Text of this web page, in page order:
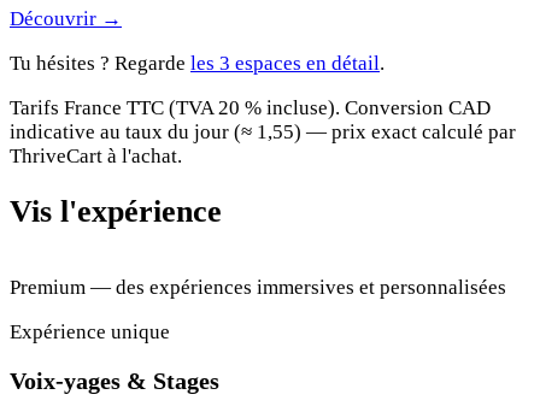
Découvrir →
Tu hésites ? Regarde les 3 espaces en détail.
Tarifs France TTC (TVA 20 % incluse). Conversion CAD
indicative au taux du jour (≈ 1,55) — prix exact calculé par
ThriveCart à l'achat.
Vis l'expérience
Premium — des expériences immersives et personnalisées
Expérience unique
Voix-yages & Stages